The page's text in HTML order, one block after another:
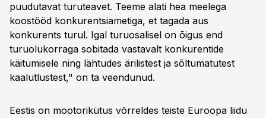
puudutavat turuteavet. Teeme alati hea meelega
koostööd konkurentsiametiga, et tagada aus
konkurents turul. Igal turuosalisel on õigus end
turuolukorraga sobitada vastavalt konkurentide
käitumisele ning lähtudes ärilistest ja sõltumatutest
kaalutlustest," on ta veendunud.
Eestis on mootorikütus võrreldes teiste Euroopa liidu